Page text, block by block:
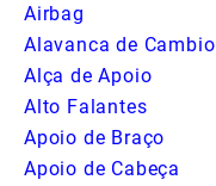
Airbag
Alavanca de Cambio
Alça de Apoio
Alto Falantes
Apoio de Braço
Apoio de Cabeça